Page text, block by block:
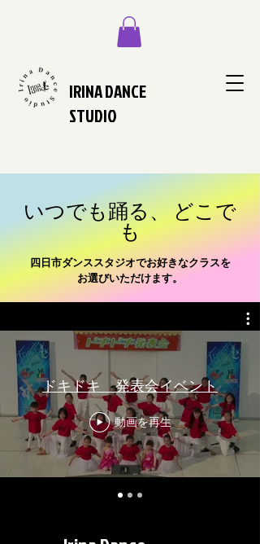
IRINA DANCE
STUDIO
いつでも踊る、 どこで
も
四日市ダンススタジオでお好きなクラスを
お選びいただけます。
ドキドキ 発表会イベント
動画を再生